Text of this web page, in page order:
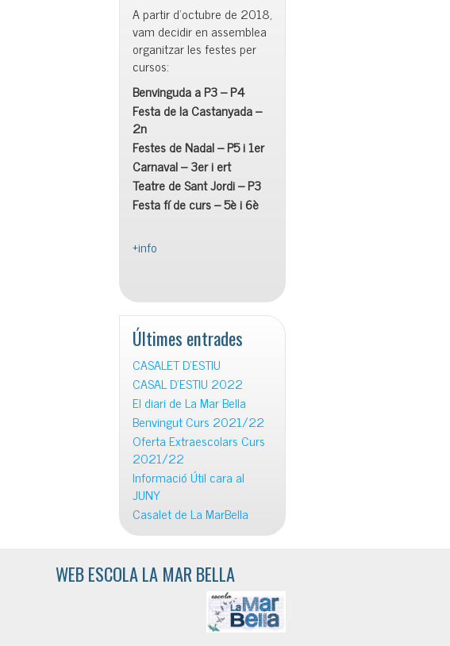
A partir d’octubre de 2018,
vam decidir en assemblea
organitzar les festes per
cursos:
Benvinguda a P3 – P4
Festa de la Castanyada –
2n
Festes de Nadal – P5 i 1er
Carnaval – 3er i ert
Teatre de Sant Jordi – P3
Festa fí de curs – 5è i 6è
+info
Últimes entrades
CASALET D’ESTIU
CASAL D’ESTIU 2022
El diari de La Mar Bella
Benvingut Curs 2021/22
Oferta Extraescolars Curs
2021/22
Informació Útil cara al
JUNY
Casalet de La MarBella
WEB ESCOLA LA MAR BELLA